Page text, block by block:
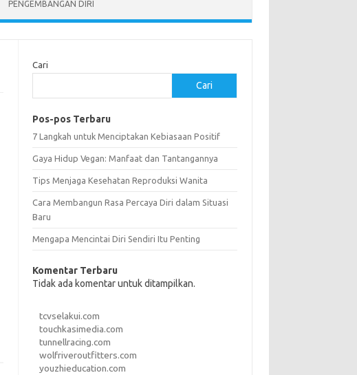
PENGEMBANGAN DIRI
Cari
Cari
Pos-pos Terbaru
7 Langkah untuk Menciptakan Kebiasaan Positif
Gaya Hidup Vegan: Manfaat dan Tantangannya
Tips Menjaga Kesehatan Reproduksi Wanita
Cara Membangun Rasa Percaya Diri dalam Situasi
Baru
Mengapa Mencintai Diri Sendiri Itu Penting
Komentar Terbaru
Tidak ada komentar untuk ditampilkan.
tcvselakui.com
touchkasimedia.com
tunnellracing.com
wolfriveroutfitters.com
youzhieducation.com